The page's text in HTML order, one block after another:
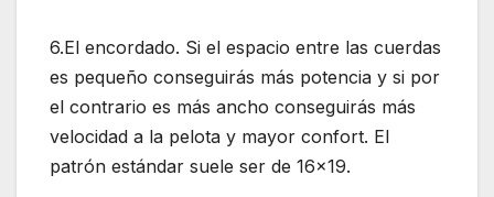
6.El encordado. Si el espacio entre las cuerdas
es pequeño conseguirás más potencia y si por
el contrario es más ancho conseguirás más
velocidad a la pelota y mayor confort. El
patrón estándar suele ser de 16×19.